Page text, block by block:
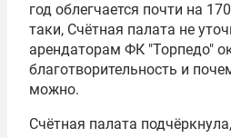
год облегчается почти на
таки, Счётная палата не
арендаторам ФК "Торпедо"
благотворительность и
можно.
Счётная палата